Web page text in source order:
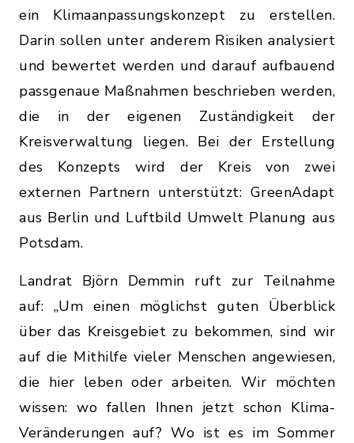
ein Klimaanpassungskonzept zu erstellen.
Darin sollen unter anderem Risiken analysiert
und bewertet werden und darauf aufbauend
passgenaue Maßnahmen beschrieben werden,
die in der eigenen Zuständigkeit der
Kreisverwaltung liegen. Bei der Erstellung
des Konzepts wird der Kreis von zwei
externen Partnern unterstützt: GreenAdapt
aus Berlin und Luftbild Umwelt Planung aus
Potsdam.
Landrat Björn Demmin ruft zur Teilnahme
auf: „Um einen möglichst guten Überblick
über das Kreisgebiet zu bekommen, sind wir
auf die Mithilfe vieler Menschen angewiesen,
die hier leben oder arbeiten. Wir möchten
wissen: wo fallen Ihnen jetzt schon Klima-
Veränderungen auf? Wo ist es im Sommer